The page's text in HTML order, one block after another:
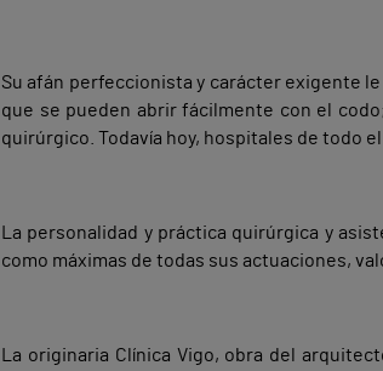
Su afán perfeccionista y carácter exigente
que se pueden abrir fácilmente con el
quirúrgico. Todavía hoy, hospitales de todo
La personalidad y práctica quirúrgica y
como máximas de todas sus actuaciones,
La originaria Clínica Vigo, obra del